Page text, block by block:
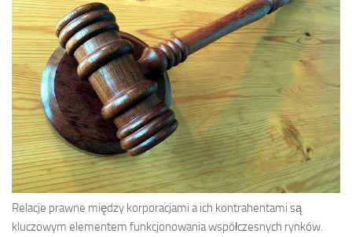
Relacje prawne między korporacjami a ich kontrahentami są
kluczowym elementem funkcjonowania współczesnych rynków.